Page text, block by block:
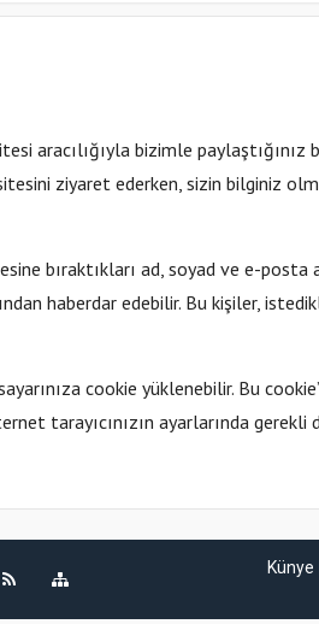
aracılığıyla bizimle
ziyaret ederken, sizin bilginiz
bıraktıkları ad, soyad ve e-posta
haberdar edebilir. Bu kişiler,
cookie yüklenebilir. Bu
tarayıcınızın ayarlarında
Künye